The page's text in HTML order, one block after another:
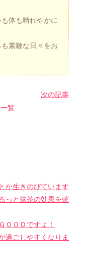
体も晴れやかに
素敵な日々をお
次の記事
覧
か生きのびています
っと抹茶の効果を確
ＯＯＤですよ！
過ごしやすくなりま